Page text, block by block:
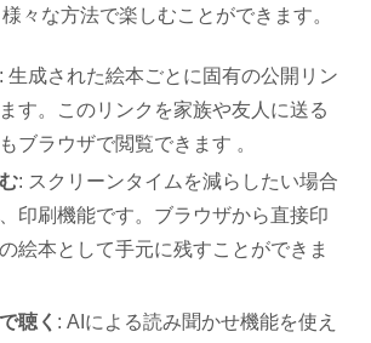
々な方法で楽しむことができます。
: 生成された絵本ごとに固有の公開リン
す。このリンクを家族や友人に送る
ブラウザで閲覧できます 。
: スクリーンタイムを減らしたい場合
印刷機能です。ブラウザから直接印
絵本として手元に残すことができま
聴く : AIによる読み聞かせ機能を使え